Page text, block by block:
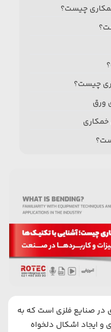
چیست؟
چیست؟
ورق
خمکاری
در صنایع فلزی است که به
ایجاد اشکال دلخواه